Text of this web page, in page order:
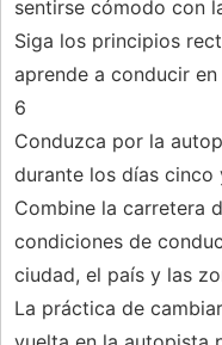
sentirse cómodo con
Siga los principios
aprende a conducir
6
Conduzca por la
durante los días cinco
Combine la carretera
condiciones de
ciudad, el país y las
La práctica de